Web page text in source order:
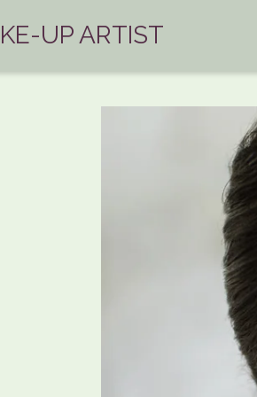
UP ARTIST